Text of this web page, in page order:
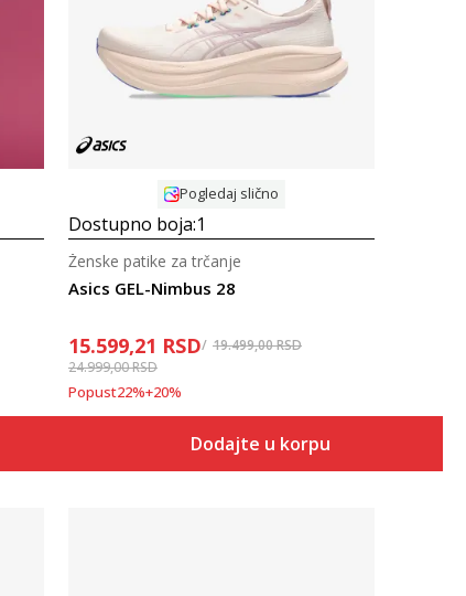
Uporedi
Pogledaj slično
Dostupno boja:1
Asics GEL-Nimbus 28
Ženske patike za trčanje
15.599,21 RSD 19.499,00RSD
24.999,00RSD
Popust22%+20%
Dodajte u korpu